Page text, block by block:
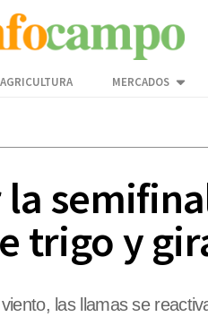
AGRICULTURA MERCADOS
trigo y
las llamas se